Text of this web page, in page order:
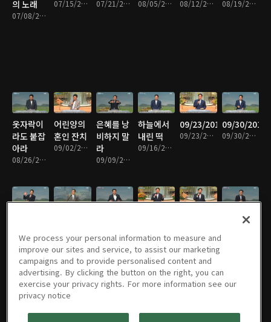
의 노래
07/08/2016 • 45분
07/15/2016 • 44분 07/21/2016 • 39분 08/05/2016 • 43분 08/12/2016 • 43분 08/19/2016 • 42분
옷자락이
라도 붙잡
아라
08/26/2016 • 46분
어린양의
혼인 잔치
09/02/2016 • 45분
은혜를 낭
비하지 말
라
09/09/2016 • 45분
하늘에서
내린 떡
09/16/2016 • 44분
09/23/2016
09/23/2016 • 43분
09/30/2016
09/30/2016 • 46분
11/11/2016
11/18/2016
11/18/2016 • 42분
11/25/201612/02/201612/09/201612/16/201612/23/2016
We process your personal information to measure and
improve our sites and service, to assist our marketing
campaigns and to provide personalised content and
advertising. By clicking the button on the right, you can
exercise your privacy rights. For more information see our
privacy notice